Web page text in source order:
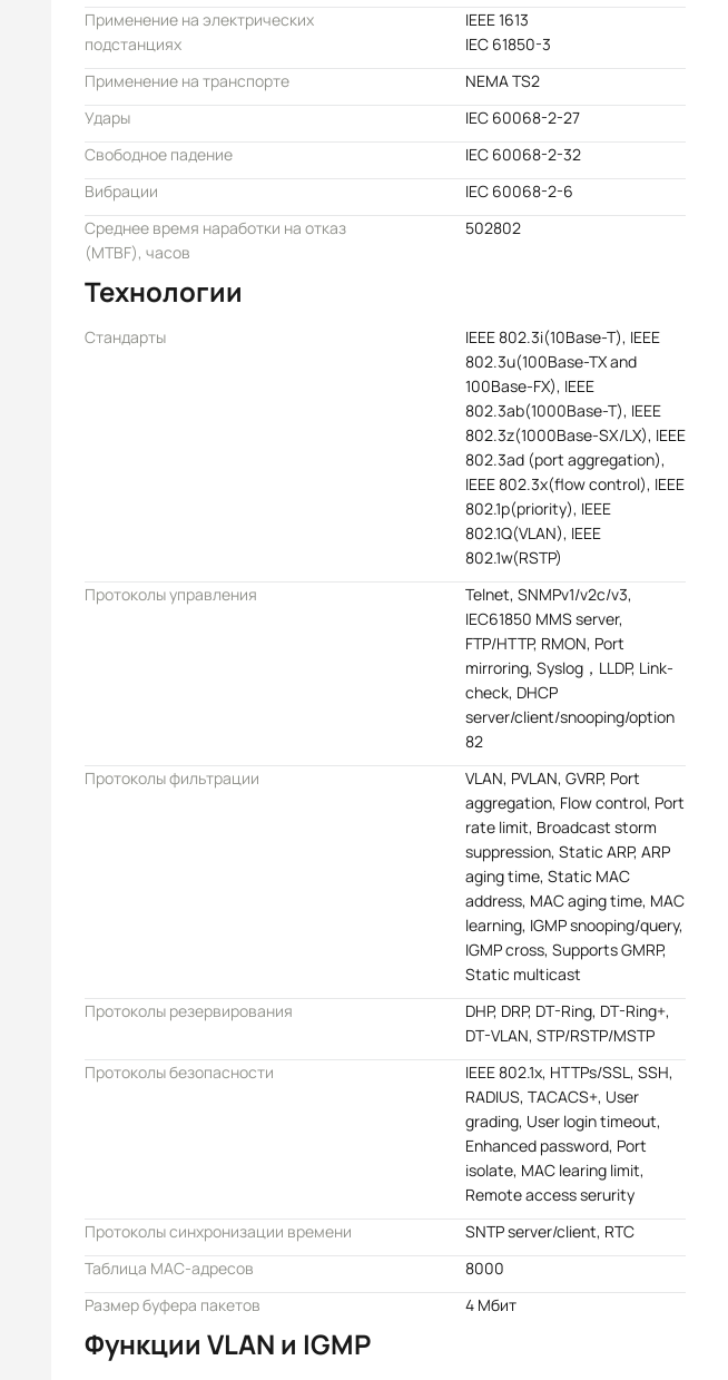
Применение на электрических
подстанциях
IEEE 1613
IEC 61850-3
Применение на транспорте
NEMA TS2
Удары
IEC 60068-2-27
Свободное падение
IEC 60068-2-32
Вибрации
IEC 60068-2-6
Среднее время наработки на отказ
(MTBF), часов
502802
Технологии
Стандарты
IEEE 802.3i(10Base-T), IEEE
802.3u(100Base-TX and
100Base-FX), IEEE
802.3ab(1000Base-T), IEEE
802.3z(1000Base-SX/LX), IEEE
802.3ad (port aggregation),
IEEE 802.3x(flow control), IEEE
802.1p(priority), IEEE
802.1Q(VLAN), IEEE
802.1w(RSTP)
Протоколы управления
Telnet, SNMPv1/v2c/v3,
IEC61850 MMS server,
FTP/HTTP, RMON, Port
mirroring, Syslog，LLDP, Link-
check, DHCP
server/client/snooping/option
82
Протоколы фильтрации
VLAN, PVLAN, GVRP, Port
aggregation, Flow control, Port
rate limit, Broadcast storm
suppression, Static ARP, ARP
aging time, Static MAC
address, MAC aging time, MAC
learning, IGMP snooping/query,
IGMP cross, Supports GMRP,
Static multicast
Протоколы резервирования
DHP, DRP, DT-Ring, DT-Ring+,
DT-VLAN, STP/RSTP/MSTP
Протоколы безопасности
IEEE 802.1x, HTTPs/SSL, SSH,
RADIUS, TACACS+, User
grading, User login timeout,
Enhanced password, Port
isolate, MAC learing limit,
Remote access serurity
Протоколы синхронизации времени
SNTP server/client, RTC
Таблица MAC-адресов
8000
Размер буфера пакетов
4 Мбит
Функции VLAN и IGMP